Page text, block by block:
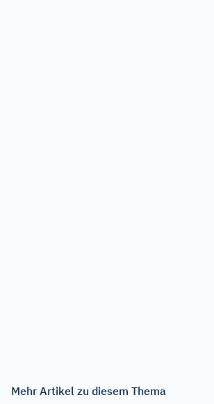
Mehr Artikel zu diesem Thema